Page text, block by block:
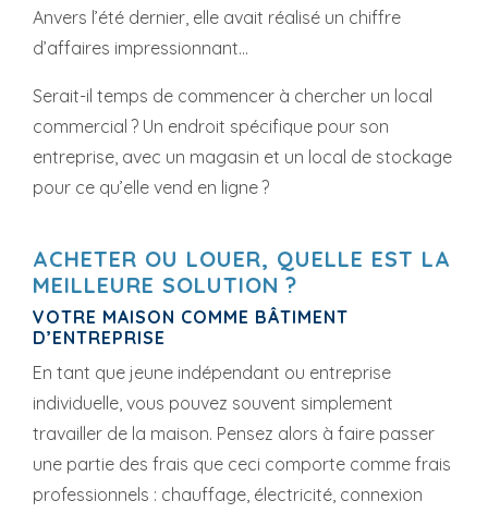
Anvers l’été dernier, elle avait réalisé un chiffre
d’affaires impressionnant...
Serait-il temps de commencer à chercher un local
commercial ? Un endroit spécifique pour son
entreprise, avec un magasin et un local de stockage
pour ce qu’elle vend en ligne ?
ACHETER OU LOUER, QUELLE EST LA
MEILLEURE SOLUTION ?
VOTRE MAISON COMME BÂTIMENT
D’ENTREPRISE
En tant que jeune indépendant ou entreprise
individuelle, vous pouvez souvent simplement
travailler de la maison. Pensez alors à faire passer
une partie des frais que ceci comporte comme frais
professionnels : chauffage, électricité, connexion